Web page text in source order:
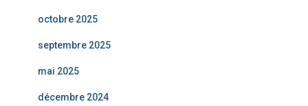
octobre 2025
septembre 2025
mai 2025
décembre 2024